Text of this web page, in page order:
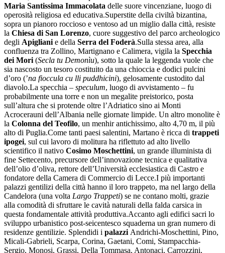
Maria Santissima Immacolata delle suore vincenziane, luogo di
operosità religiosa ed educativa.Superstite della civiltà bizantina,
sopra un pianoro roccioso e ventoso ad un miglio dalla città, resiste
la Chiesa di San Lorenzo, cuore suggestivo del parco archeologico
degli Apigliani e della Serra del Foderà.Sulla stessa area, alla
confluenza tra Zollino, Martignano e Calimera, vigila la Specchia
dei Mori (Secla tu Demonìu), sotto la quale la leggenda vuole che
sia nascosto un tesoro costituito da una chioccia e dodici pulcini
d’oro (’na fioccula cu lli puddhicini), gelosamente custodito dal
diavolo.La specchia – speculum, luogo di avvistamento – fu
probabilmente una torre e non un megalite preistorico, posta
sull’altura che si protende oltre l’Adriatico sino ai Monti
Acrocerauni dell’Albania nelle giornate limpide. Un altro monolite è
la Colonna del Teofilo, un menhir antichissimo, alto 4,70 m, il più
alto di Puglia.Come tanti paesi salentini, Martano è ricca di trappeti
ipogei, sul cui lavoro di molitura ha riflettuto ad alto livello
scientifico il nativo Cosimo Moschettini, un grande illuminista di
fine Settecento, precursore dell’innovazione tecnica e qualitativa
dell’olio d’oliva, rettore dell’Università ecclesiastica di Castro e
fondatore della Camera di Commercio di Lecce.I più importanti
palazzi gentilizi della città hanno il loro trappeto, ma nel largo della
Candelora (una volta Largo Trappeti) se ne contano molti, grazie
alla comodità di sfruttare le cavità naturali della falda carsica in
questa fondamentale attività produttiva.Accanto agli edifici sacri lo
sviluppo urbanistico post-seicentesco squaderna un gran numero di
residenze gentilizie. Splendidi i palazzi Andrichi-Moschettini, Pino,
Micali-Gabrieli, Scarpa, Corina, Gaetani, Comi, Stampacchia-
Sergio, Monosi, Grassi, Della Tommasa, Antonaci, Carrozzini,